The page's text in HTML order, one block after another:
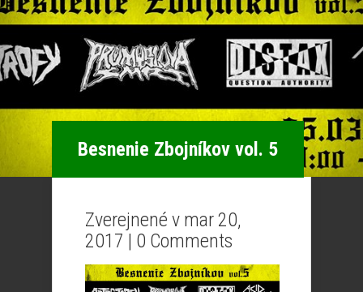
Besnenie Zbojníkov vol. 5
Zverejnené v mar 20,
2017 | 0 Comments